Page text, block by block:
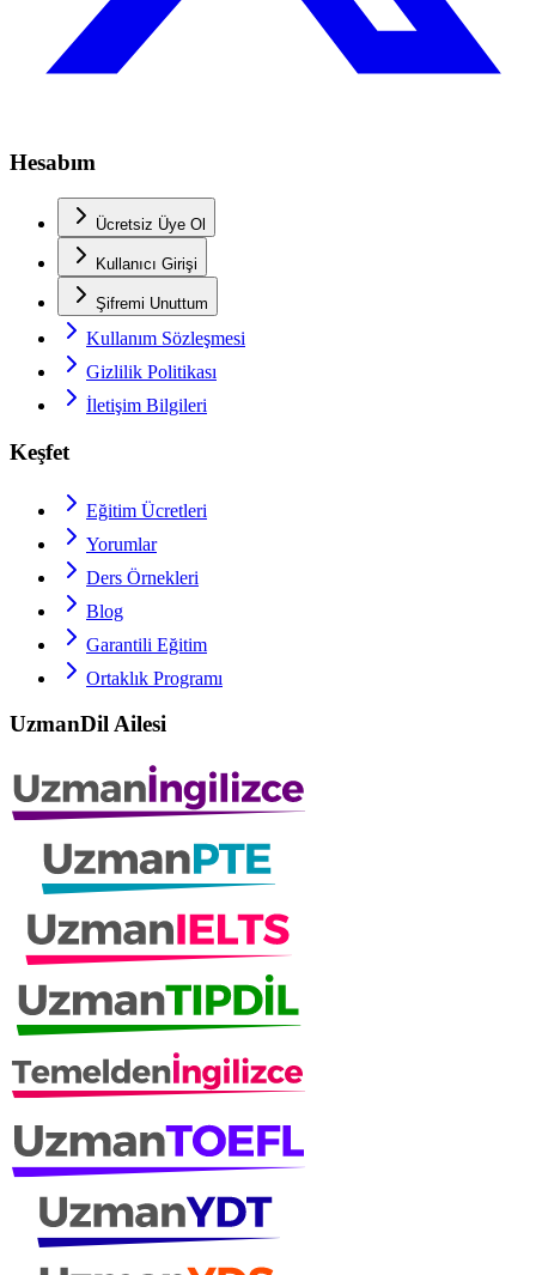
Hesabım
Ücretsiz Üye Ol
Kullanıcı Girişi
Şifremi Unuttum
Kullanım Sözleşmesi
Gizlilik Politikası
İletişim Bilgileri
Keşfet
Eğitim Ücretleri
Yorumlar
Ders Örnekleri
Blog
Garantili Eğitim
Ortaklık Programı
UzmanDil Ailesi